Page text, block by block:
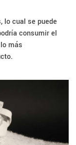
lo cual se puede
consumir el
más